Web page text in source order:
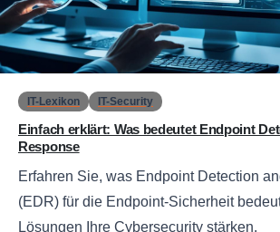
IT-Lexikon IT-Security
Einfach erklärt: Was bedeutet Endpoint
Response
Erfahren Sie, was Endpoint Detection
(EDR) für die Endpoint-Sicherheit
Lösungen Ihre Cybersecurity stärken.